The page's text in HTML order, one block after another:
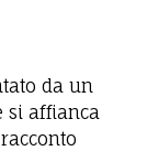
da un
si affianca